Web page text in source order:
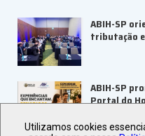
ABIH-SP
tributação
ABIH-SP
Portal do
Utilizamos cookies